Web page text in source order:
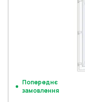
Попереднє
замовлення